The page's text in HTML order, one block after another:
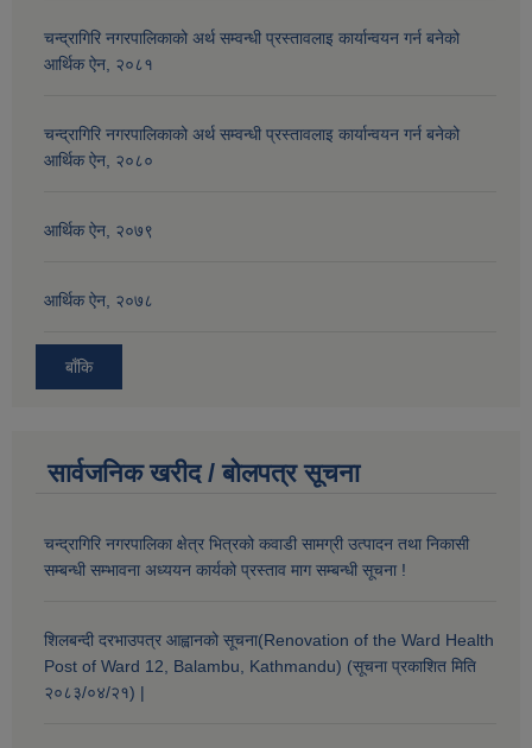
चन्द्रागिरि नगरपालिकाको अर्थ सम्वन्धी प्रस्तावलाइ कार्यान्वयन गर्न बनेको
आर्थिक ऐन, २०८१
चन्द्रागिरि नगरपालिकाको अर्थ सम्वन्धी प्रस्तावलाइ कार्यान्वयन गर्न बनेको
आर्थिक ऐन, २०८०
आर्थिक ऐन, २०७९
आर्थिक ऐन, २०७८
बाँकि
सार्वजनिक खरीद / बोलपत्र सूचना
चन्द्रागिरि नगरपालिका क्षेत्र भित्रको कवाडी सामग्री उत्पादन तथा निकासी
सम्बन्धी सम्भावना अध्ययन कार्यको प्रस्ताव माग सम्बन्धी सूचना !
शिलबन्दी दरभाउपत्र आह्वानको सूचना(Renovation of the Ward Health
Post of Ward 12, Balambu, Kathmandu) (सूचना प्रकाशित मिति
२०८३/०४/२१) |